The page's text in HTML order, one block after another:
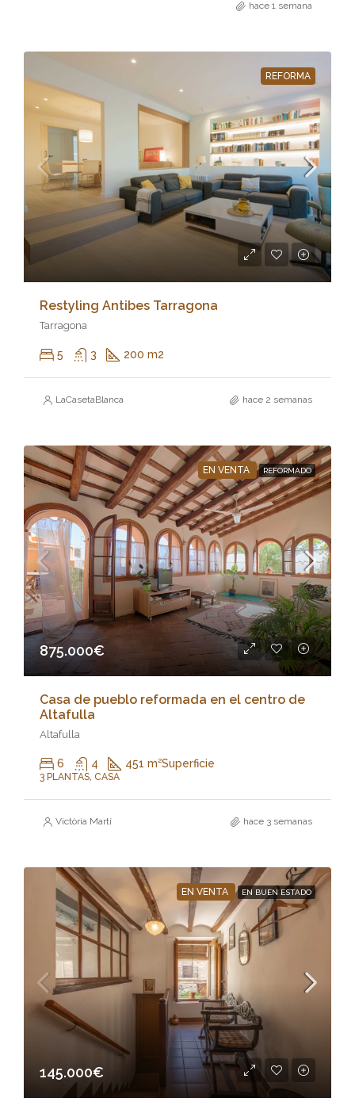
hace 1 semana
REFORMA
Restyling Antibes Tarragona
Tarragona
5 3 200 m2
LaCasetaBlanca hace 2 semanas
EN VENTA REFORMADO
875.000€
Casa de pueblo reformada en el centro de
Altafulla
Altafulla
6 4 451 m²Superficie
3 PLANTAS, CASA
Victòria Martí hace 3 semanas
EN VENTA EN BUEN ESTADO
145.000€